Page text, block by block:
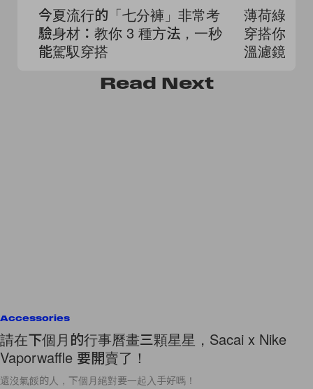
今夏流行的「七分褲」非常考
驗身材：教你 3 種方法，一秒
能駕馭穿搭
薄荷綠全
穿搭你要
溫濾鏡
Read Next
Accessories
請在下個月的行事曆畫三顆星星，Sacai x Nike
Vaporwaffle 要開賣了！
還沒氣餒的人，下個月絕對要一起入手好嗎！